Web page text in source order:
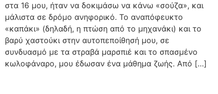
στα 16 μου, ήταν να δοκιμάσω να κάνω «σούζα», και
μάλιστα σε δρόμο ανηφορικό. Το αναπόφευκτο
«καπάκι» (δηλαδή, η πτώση από το μηχανάκι) και το
βαρύ χαστούκι στην αυτοπεποίθησή μου, σε
συνδυασμό με τα στραβά μαρσπιέ και το σπασμένο
κωλοφάναρο, μου έδωσαν ένα μάθημα ζωής. Από […]